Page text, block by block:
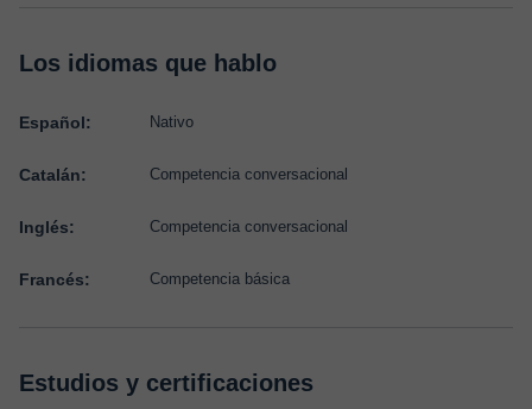
Los idiomas que hablo
Español: Nativo
Catalán: Competencia conversacional
Inglés: Competencia conversacional
Francés: Competencia básica
Estudios y certificaciones